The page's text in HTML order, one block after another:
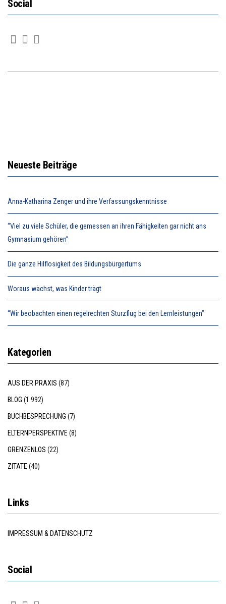
Social
Neueste Beiträge
Anna-Katharina Zenger und ihre Verfassungskenntnisse
“Viel zu viele Schüler, die gemessen an ihren Fähigkeiten gar nicht ans
Gymnasium gehören”
Die ganze Hilflosigkeit des Bildungsbürgertums
Woraus wächst, was Kinder trägt
“Wir beobachten einen regelrechten Sturzflug bei den Lernleistungen”
Kategorien
AUS DER PRAXIS (87)
BLOG (1.992)
BUCHBESPRECHUNG (7)
ELTERNPERSPEKTIVE(8)
GRENZENLOS (22)
ZITATE(40)
Links
IMPRESSUM & DATENSCHUTZ
Social